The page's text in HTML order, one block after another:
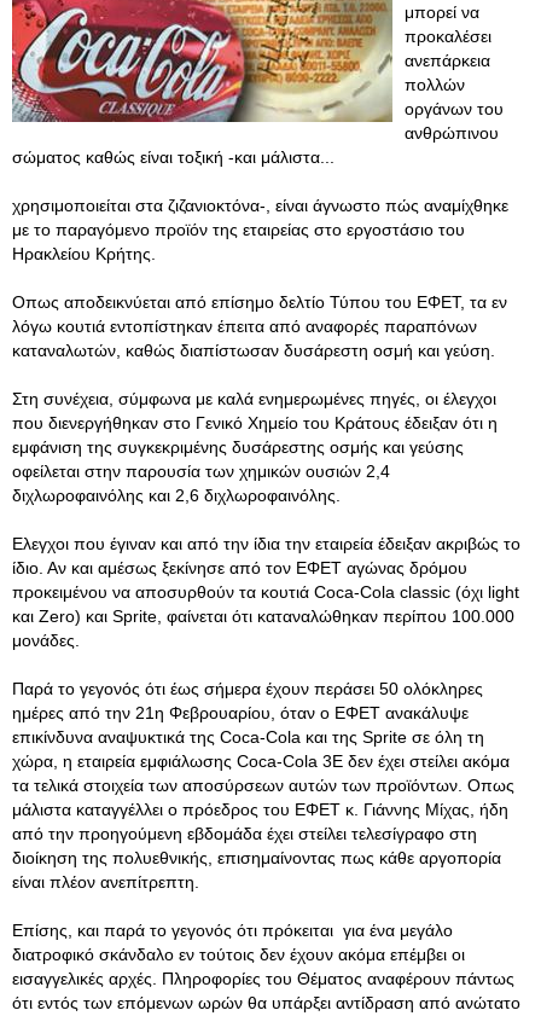
μπορεί να
προκαλέσει
ανεπάρκεια
πολλών
οργάνων του
ανθρώπινου
σώματος καθώς είναι τοξική -και μάλιστα...
χρησιμοποιείται στα ζιζανιοκτόνα-, είναι άγνωστο πώς αναμίχθηκε
με το παραγόμενο προϊόν της εταιρείας στο εργοστάσιο του
Ηρακλείου Κρήτης.
Οπως αποδεικνύεται από επίσημο δελτίο Τύπου του ΕΦΕΤ, τα εν
λόγω κουτιά εντοπίστηκαν έπειτα από αναφορές παραπόνων
καταναλωτών, καθώς διαπίστωσαν δυσάρεστη οσμή και γεύση.
Στη συνέχεια, σύμφωνα με καλά ενημερωμένες πηγές, οι έλεγχοι
που διενεργήθηκαν στο Γενικό Χημείο του Κράτους έδειξαν ότι η
εμφάνιση της συγκεκριμένης δυσάρεστης οσμής και γεύσης
οφείλεται στην παρουσία των χημικών ουσιών 2,4
διχλωροφαινόλης και 2,6 διχλωροφαινόλης.
Ελεγχοι που έγιναν και από την ίδια την εταιρεία έδειξαν ακριβώς το
ίδιο. Αν και αμέσως ξεκίνησε από τον ΕΦΕΤ αγώνας δρόμου
προκειμένου να αποσυρθούν τα κουτιά Coca-Cola classic (όχι light
και Zero) και Sprite, φαίνεται ότι καταναλώθηκαν περίπου 100.000
μονάδες.
Παρά το γεγονός ότι έως σήμερα έχουν περάσει 50 ολόκληρες
ημέρες από την 21η Φεβρουαρίου, όταν ο ΕΦΕΤ ανακάλυψε
επικίνδυνα αναψυκτικά της Coca-Cola και της Sprite σε όλη τη
χώρα, η εταιρεία εμφιάλωσης Coca-Cola 3E δεν έχει στείλει ακόμα
τα τελικά στοιχεία των αποσύρσεων αυτών των προϊόντων. Οπως
μάλιστα καταγγέλλει ο πρόεδρος του ΕΦΕΤ κ. Γιάννης Μίχας, ήδη
από την προηγούμενη εβδομάδα έχει στείλει τελεσίγραφο στη
διοίκηση της πολυεθνικής, επισημαίνοντας πως κάθε αργοπορία
είναι πλέον ανεπίτρεπτη.
Επίσης, και παρά το γεγονός ότι πρόκειται για ένα μεγάλο
διατροφικό σκάνδαλο εν τούτοις δεν έχουν ακόμα επέμβει οι
εισαγγελικές αρχές. Πληροφορίες του Θέματος αναφέρουν πάντως
ότι εντός των επόμενων ωρών θα υπάρξει αντίδραση από ανώτατο